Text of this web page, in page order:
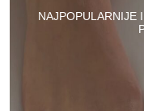
NAJPOPULARNIJE